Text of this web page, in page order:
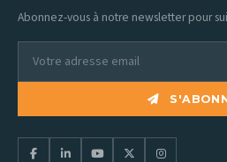
Abonnez-vous à notre newsletter pour